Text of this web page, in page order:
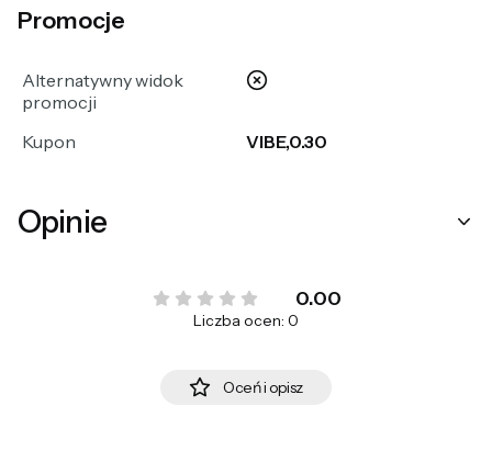
Promocje
Alternatywny widok
promocji
nie
Kupon VIBE,0.30
Opinie
0.00
Liczba ocen: 0
Oceń i opisz